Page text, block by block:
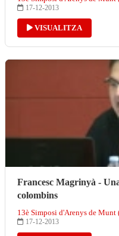
17-12-2013
VISUALITZA
Francesc Magrinyà -
colombins
13è Simposi d'Arenys de Munt
17-12-2013